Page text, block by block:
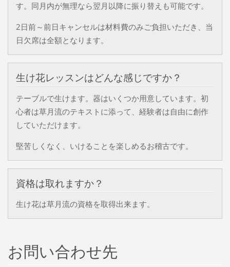
す。同月内が無理なら翌月以降に振り替えも可能です。
2日前～前日キャンセルは材料費のみご負担いただき、当
日欠席は全額となります。
生け花レッスンはどんな感じですか？
テーブルで生けます。器はいくつか用意しています。初
心者は草月流のテキストに添って、経験者は自由に創作
していただけます。
堅苦しくなく、いけることを楽しめるお稽古です。
資格は取れますか？
生け花は草月流の資格を取得出来ます。
お問い合わせ先